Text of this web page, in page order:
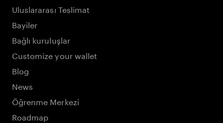
Uluslararası Teslimat
Bayiler
Bağlı kuruluşlar
Customize your wallet
Blog
News
Öğrenme Merkezi
Roadmap